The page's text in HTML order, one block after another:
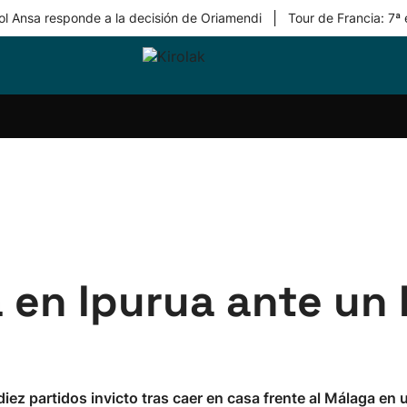
Ansa responde a la decisión de Oriamendi Tour de Francia: 7ª
Equipos
en Ipurua ante un
partidos invicto tras caer en casa frente al Málaga